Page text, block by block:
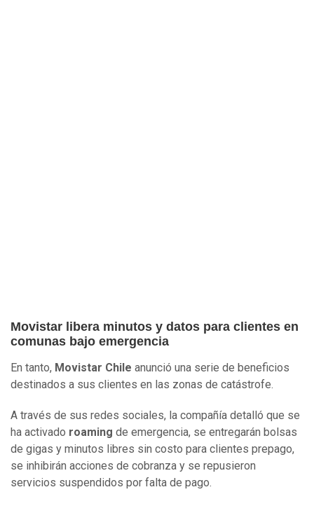
Movistar libera minutos y datos para clientes en
comunas bajo emergencia
En tanto, Movistar Chile anunció una serie de beneficios
destinados a sus clientes en las zonas de catástrofe.
A través de sus redes sociales, la compañía detalló que se
ha activado roaming de emergencia, se entregarán bolsas
de gigas y minutos libres sin costo para clientes prepago,
se inhibirán acciones de cobranza y se repusieron
servicios suspendidos por falta de pago.